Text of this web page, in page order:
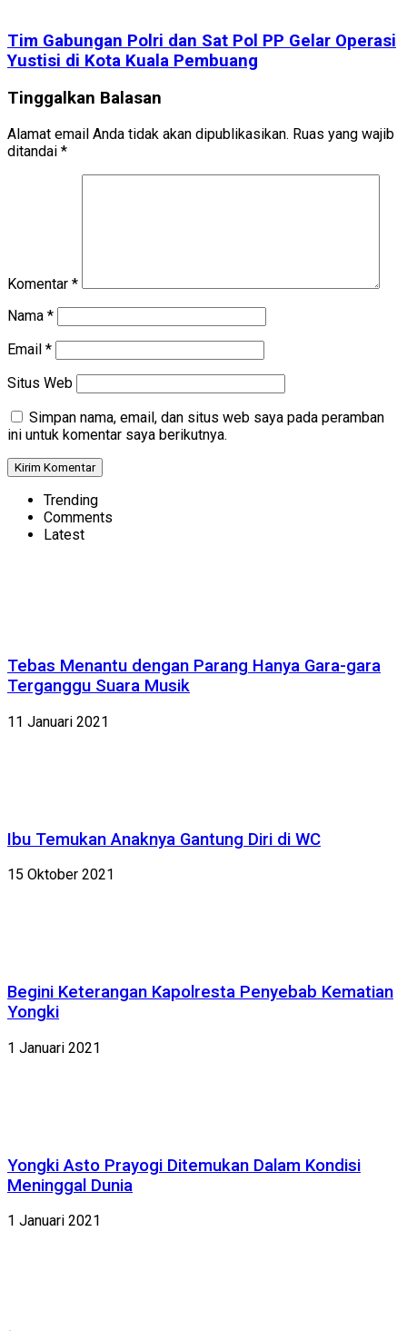
Tim Gabungan Polri dan Sat Pol PP Gelar Operasi
Yustisi di Kota Kuala Pembuang
Tinggalkan Balasan
Alamat email Anda tidak akan dipublikasikan. Ruas yang wajib
ditandai *
Komentar *
Nama *
Email *
Situs Web
Simpan nama, email, dan situs web saya pada peramban
ini untuk komentar saya berikutnya.
Trending
Comments
Latest
Tebas Menantu dengan Parang Hanya Gara-gara
Terganggu Suara Musik
11 Januari 2021
Ibu Temukan Anaknya Gantung Diri di WC
15 Oktober 2021
Begini Keterangan Kapolresta Penyebab Kematian
Yongki
1 Januari 2021
Yongki Asto Prayogi Ditemukan Dalam Kondisi
Meninggal Dunia
1 Januari 2021